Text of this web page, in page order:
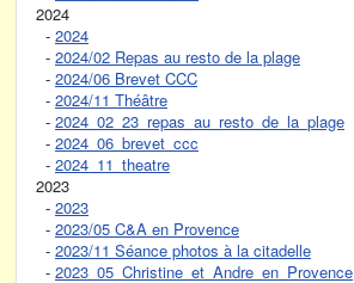
2024
- 2024
- 2024/02 Repas au resto de la plage
- 2024/06 Brevet CCC
- 2024/11 Théâtre
- 2024_02_23_repas_au_resto_de_la_plage
- 2024_06_brevet_ccc
- 2024_11_theatre
2023
- 2023
- 2023/05 C&A en Provence
- 2023/11 Séance photos à la citadelle
- 2023_05_Christine_et_Andre_en_Provence